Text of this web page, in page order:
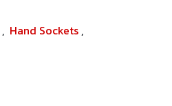
, Hand Sockets ,